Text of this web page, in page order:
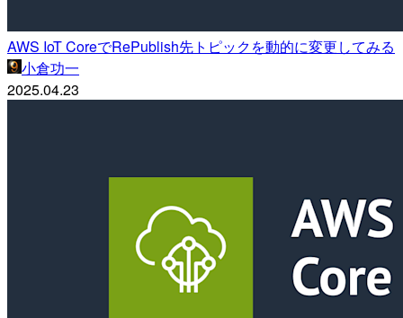
AWS IoT CoreでRePublish先トピックを動的に変更してみる
小倉功一
2025.04.23